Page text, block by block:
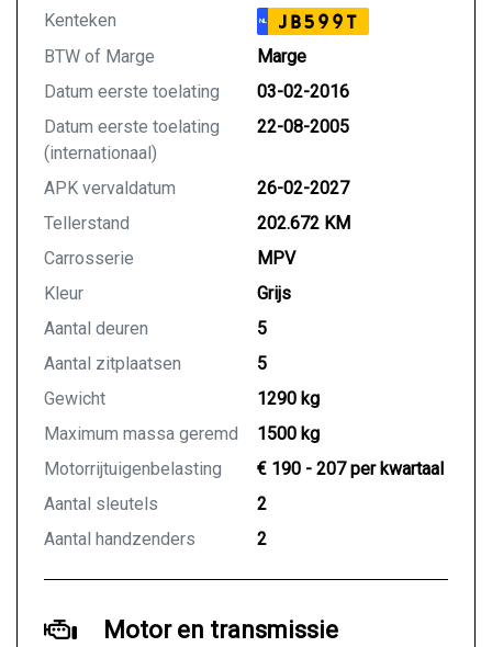
Kenteken NL JB599T
BTW of Marge
Marge
Datum eerste toelating
03-02-2016
Datum eerste toelating
(internationaal)
22-08-2005
APK vervaldatum
26-02-2027
Tellerstand
202.672 KM
Carrosserie
MPV
Kleur
Grijs
Aantal deuren
5
Aantal zitplaatsen
5
Gewicht
1290 kg
Maximum massa geremd
1500 kg
Motorrijtuigenbelasting
€ 190 - 207 per kwartaal
Aantal sleutels
2
Aantal handzenders
2
Motor en transmissie